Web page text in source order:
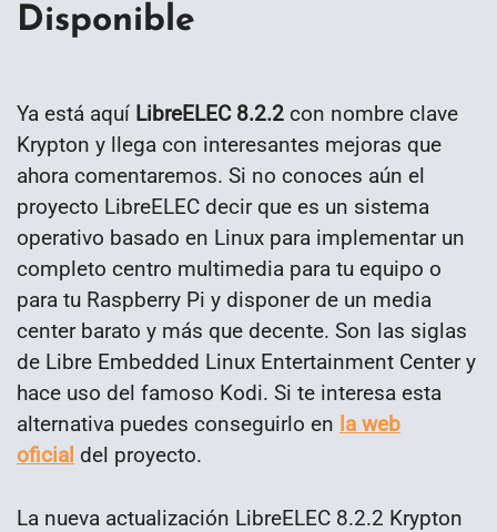
Disponible
Ya está aquí LibreELEC 8.2.2 con nombre clave
Krypton y llega con interesantes mejoras que
ahora comentaremos. Si no conoces aún el
proyecto LibreELEC decir que es un sistema
operativo basado en Linux para implementar un
completo centro multimedia para tu equipo o
para tu Raspberry Pi y disponer de un media
center barato y más que decente. Son las siglas
de Libre Embedded Linux Entertainment Center y
hace uso del famoso Kodi. Si te interesa esta
alternativa puedes conseguirlo en la web
oficial del proyecto.
La nueva actualización LibreELEC 8.2.2 Krypton